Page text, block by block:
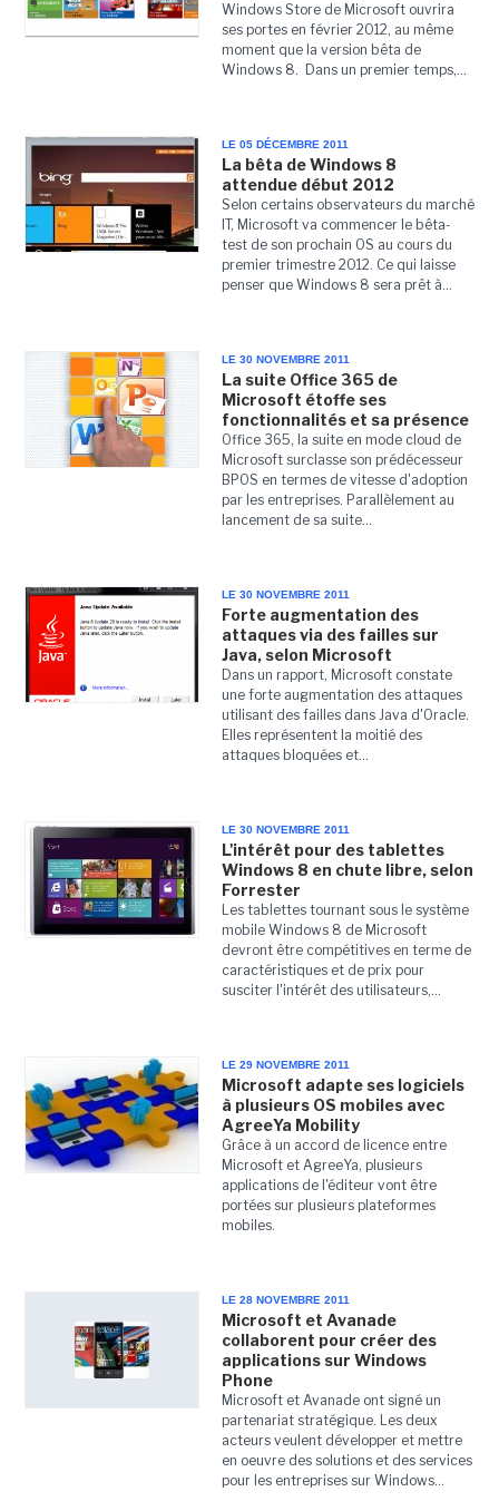
Windows Store de Microsoft ouvrira
ses portes en février 2012, au même
moment que la version bêta de
Windows 8. Dans un premier temps,...
LE 05 DÉCEMBRE 2011
La bêta de Windows 8
attendue début 2012
Selon certains observateurs du marché
IT, Microsoft va commencer le bêta-
test de son prochain OS au cours du
premier trimestre 2012. Ce qui laisse
penser que Windows 8 sera prêt à...
LE 30 NOVEMBRE 2011
La suite Office 365 de
Microsoft étoffe ses
fonctionnalités et sa présence
Office 365, la suite en mode cloud de
Microsoft surclasse son prédécesseur
BPOS en termes de vitesse d'adoption
par les entreprises. Parallèlement au
lancement de sa suite...
LE 30 NOVEMBRE 2011
Forte augmentation des
attaques via des failles sur
Java, selon Microsoft
Dans un rapport, Microsoft constate
une forte augmentation des attaques
utilisant des failles dans Java d'Oracle.
Elles représentent la moitié des
attaques bloquées et...
LE 30 NOVEMBRE 2011
L'intérêt pour des tablettes
Windows 8 en chute libre, selon
Forrester
Les tablettes tournant sous le système
mobile Windows 8 de Microsoft
devront être compétitives en terme de
caractéristiques et de prix pour
susciter l'intérêt des utilisateurs,...
LE 29 NOVEMBRE 2011
Microsoft adapte ses logiciels
à plusieurs OS mobiles avec
AgreeYa Mobility
Grâce à un accord de licence entre
Microsoft et AgreeYa, plusieurs
applications de l'éditeur vont être
portées sur plusieurs plateformes
mobiles.
LE 28 NOVEMBRE 2011
Microsoft et Avanade
collaborent pour créer des
applications sur Windows
Phone
Microsoft et Avanade ont signé un
partenariat stratégique. Les deux
acteurs veulent développer et mettre
en oeuvre des solutions et des services
pour les entreprises sur Windows...